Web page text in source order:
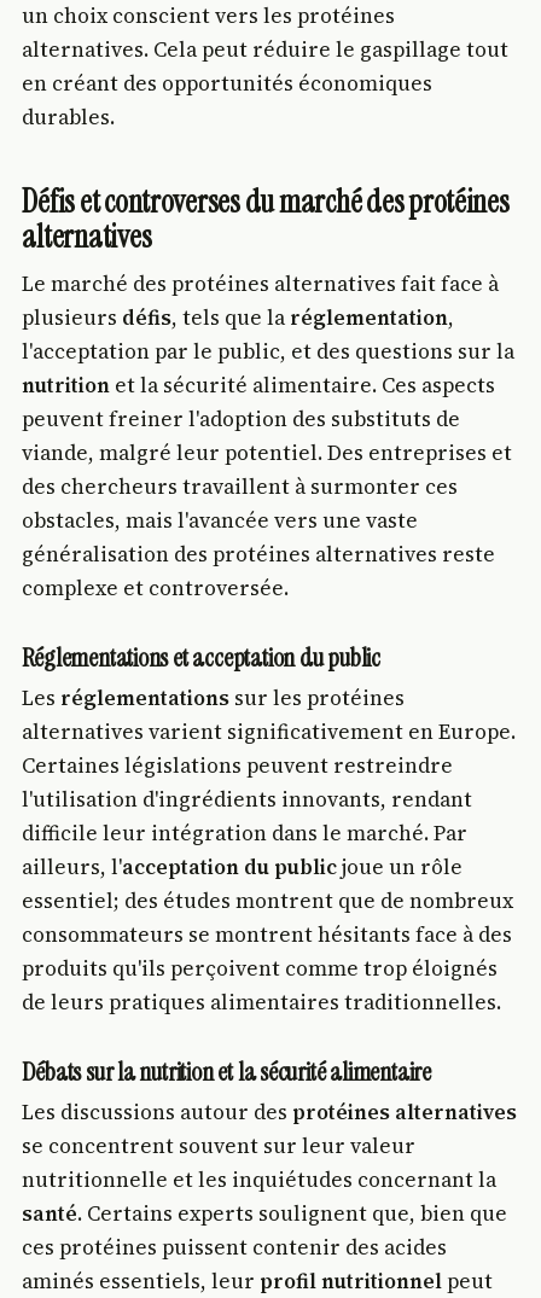
un choix conscient vers les protéines
alternatives. Cela peut réduire le gaspillage tout
en créant des opportunités économiques
durables.
Défis et controverses du marché des protéines
alternatives
Le marché des protéines alternatives fait face à
plusieurs défis, tels que la réglementation,
l'acceptation par le public, et des questions sur la
nutrition et la sécurité alimentaire. Ces aspects
peuvent freiner l'adoption des substituts de
viande, malgré leur potentiel. Des entreprises et
des chercheurs travaillent à surmonter ces
obstacles, mais l'avancée vers une vaste
généralisation des protéines alternatives reste
complexe et controversée.
Réglementations et acceptation du public
Les réglementations sur les protéines
alternatives varient significativement en Europe.
Certaines législations peuvent restreindre
l'utilisation d'ingrédients innovants, rendant
difficile leur intégration dans le marché. Par
ailleurs, l'acceptation du publicjoue un rôle
essentiel; des études montrent que de nombreux
consommateurs se montrent hésitants face à des
produits qu'ils perçoivent comme trop éloignés
de leurs pratiques alimentaires traditionnelles.
Débats sur la nutrition et la sécurité alimentaire
Les discussions autour des protéines alternatives
se concentrent souvent sur leur valeur
nutritionnelle et les inquiétudes concernant la
santé. Certains experts soulignent que, bien que
ces protéines puissent contenir des acides
aminés essentiels, leur profil nutritionnelpeut